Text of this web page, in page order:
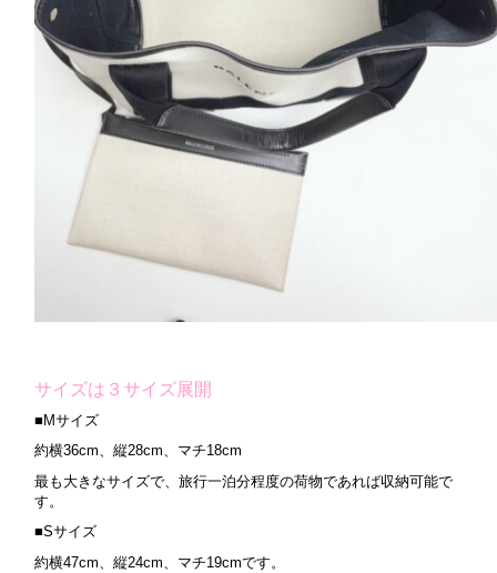
サイズは３サイズ展開
■Mサイズ
約横36cm、縦28cm、マチ18cm
最も大きなサイズで、旅行一泊分程度の荷物であれば収納可能で
す。
■Sサイズ
約横47cm、縦24cm、マチ19cmです。